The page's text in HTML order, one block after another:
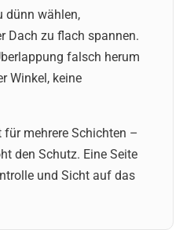
dünn wählen,
Dach zu flach spannen.
falsch herum
Winkel, keine
für mehrere Schichten –
den Schutz. Eine Seite
und Sicht auf das